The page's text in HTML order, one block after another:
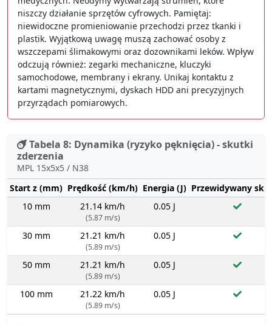
niszczy działanie sprzętów cyfrowych. Pamiętaj:
niewidoczne promieniowanie przechodzi przez tkanki i
plastik. Wyjątkową uwagę muszą zachować osoby z
wszczepami ślimakowymi oraz dozownikami leków. Wpływ
odczują również: zegarki mechaniczne, kluczyki
samochodowe, membrany i ekrany. Unikaj kontaktu z
kartami magnetycznymi, dyskach HDD ani precyzyjnych
przyrządach pomiarowych.
Tabela 8: Dynamika (ryzyko pęknięcia) - skutki
zderzenia
MPL 15x5x5 / N38
Start z (mm) Prędkość (km/h) Energia (J) Przewidywany
10 mm
21.14 km/h
(5.87 m/s)
0.05 J
30 mm 21.21 km/h
(5.89 m/s)
0.05 J
50 mm 21.21 km/h
(5.89 m/s)
0.05 J
100 mm 21.22 km/h
(5.89 m/s)
0.05 J